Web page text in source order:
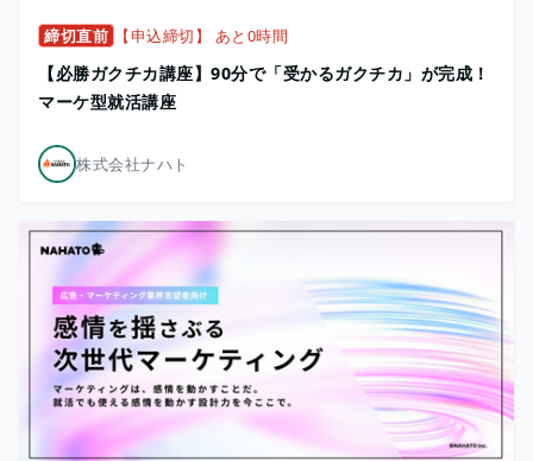
締切直前 【申込締切】 あと0時間
【必勝ガクチカ講座】90分で「受かるガクチカ」が完成！
マーケ型就活講座
株式会社ナハト